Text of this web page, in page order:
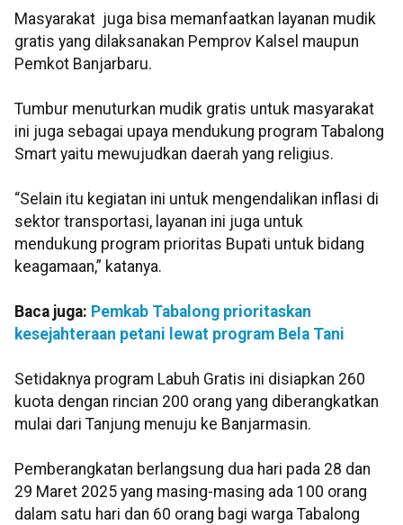
Masyarakat juga bisa memanfaatkan layanan mudik
gratis yang dilaksanakan Pemprov Kalsel maupun
Pemkot Banjarbaru.
Tumbur menuturkan mudik gratis untuk masyarakat
ini juga sebagai upaya mendukung program Tabalong
Smart yaitu mewujudkan daerah yang religius.
“Selain itu kegiatan ini untuk mengendalikan inflasi di
sektor transportasi, layanan ini juga untuk
mendukung program prioritas Bupati untuk bidang
keagamaan,” katanya.
Baca juga: Pemkab Tabalong prioritaskan
kesejahteraan petani lewat program Bela Tani
Setidaknya program Labuh Gratis ini disiapkan 260
kuota dengan rincian 200 orang yang diberangkatkan
mulai dari Tanjung menuju ke Banjarmasin.
Pemberangkatan berlangsung dua hari pada 28 dan
29 Maret 2025 yang masing-masing ada 100 orang
dalam satu hari dan 60 orang bagi warga Tabalong